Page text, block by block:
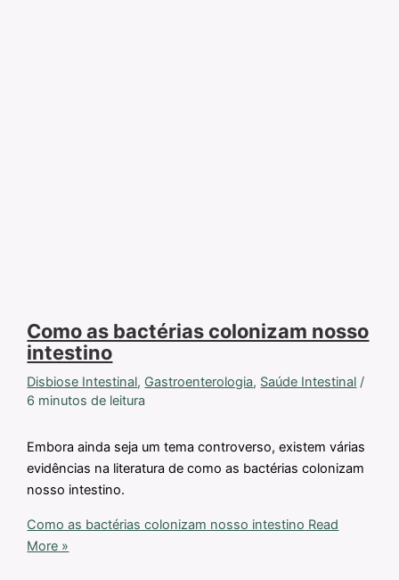
Como as bactérias colonizam nosso
intestino
Disbiose Intestinal, Gastroenterologia, Saúde Intestinal /
6 minutos de leitura
Embora ainda seja um tema controverso, existem várias
evidências na literatura de como as bactérias colonizam
nosso intestino.
Como as bactérias colonizam nosso intestino Read
More »